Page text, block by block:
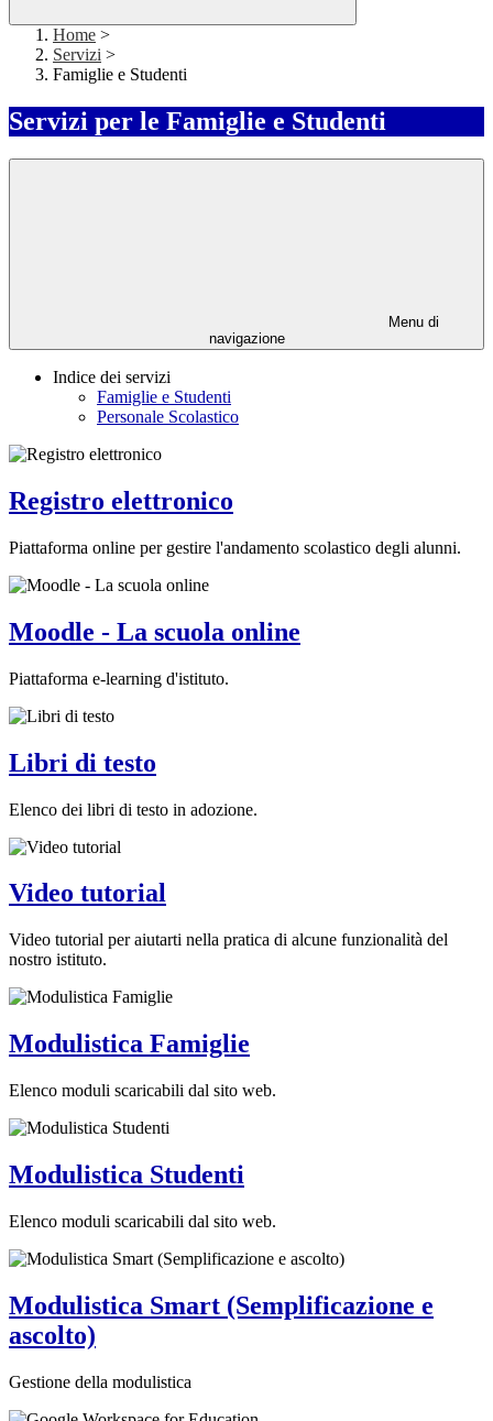
Home >
Servizi >
Famiglie e Studenti
Servizi per le Famiglie e Studenti
Menu di
navigazione
Indice dei servizi
Famiglie e Studenti
Personale Scolastico
Registro elettronico
Piattaforma online per gestire l'andamento scolastico degli alunni.
Moodle - La scuola online
Piattaforma e-learning d'istituto.
Libri di testo
Elenco dei libri di testo in adozione.
Video tutorial
Video tutorial per aiutarti nella pratica di alcune funzionalità del
nostro istituto.
Modulistica Famiglie
Elenco moduli scaricabili dal sito web.
Modulistica Studenti
Elenco moduli scaricabili dal sito web.
Modulistica Smart (Semplificazione e
ascolto)
Gestione della modulistica